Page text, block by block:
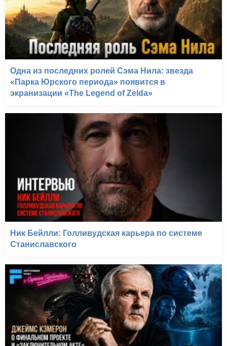
Одна из последних ролей Сэма Нила: звезда
«Парка Юрского периода» появится в
экранизации «The Legend of Zelda»
Ник Бейлли: Голливудская карьера по системе
Станиславского